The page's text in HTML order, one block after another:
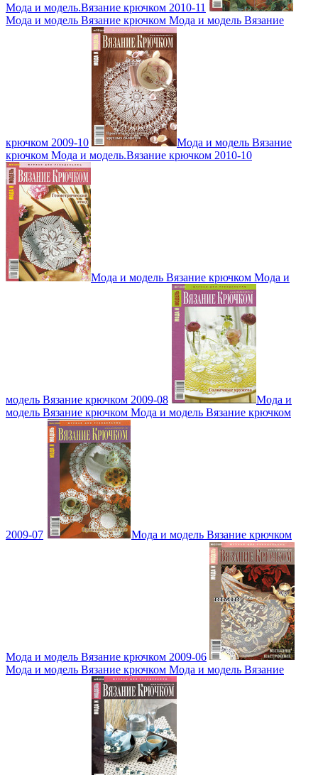
Мода и модель.Вязание крючком 2010-11
Мода и модель Вязание крючком Мода и модель Вязание
крючком 2009-10
Мода и модель Вязание
крючком Мода и модель.Вязание крючком 2010-10
Мода и модель Вязание крючком Мода и
модель Вязание крючком 2009-08
Мода и
модель Вязание крючком Мода и модель Вязание крючком
2009-07 Мода и модель Вязание крючком
Мода и модель Вязание крючком 2009-06
Мода и модель Вязание крючком Мода и модель Вязание